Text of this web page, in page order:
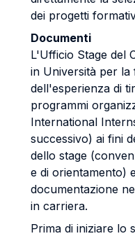
dei progetti
Documenti
L'Ufficio Stage del
in Università per la
dell'esperienza di
programmi
International
successivo) ai fini
dello stage
e di orientamento)
documentazione
in carriera.
Prima di iniziare lo